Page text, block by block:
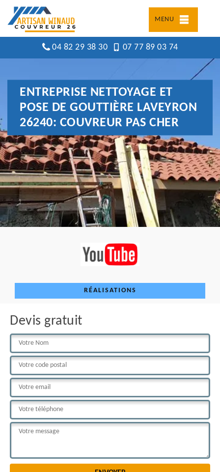
MENU
04 82 29 38 30 07 77 89 03 74
ENTREPRISE NETTOYAGE ET
POSE DE GOUTTIÈRE LAVEYRON
26240: COUVREUR PAS CHER
RÉALISATIONS
Devis gratuit